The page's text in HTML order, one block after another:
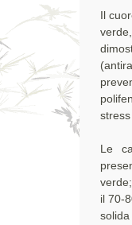
Il
Le
il 70-